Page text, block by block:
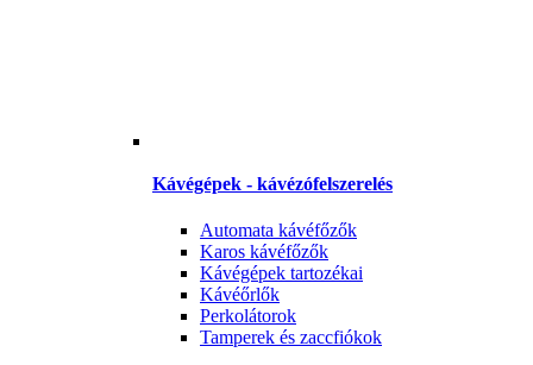
Kávégépek - kávézófelszerelés
Automata kávéfőzők
Karos kávéfőzők
Kávégépek tartozékai
Kávéőrlők
Perkolátorok
Tamperek és zaccfiókok